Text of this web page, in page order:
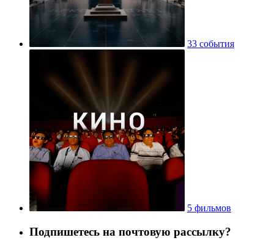
33 события
5 фильмов
Подпишетесь на почтовую рассылку?